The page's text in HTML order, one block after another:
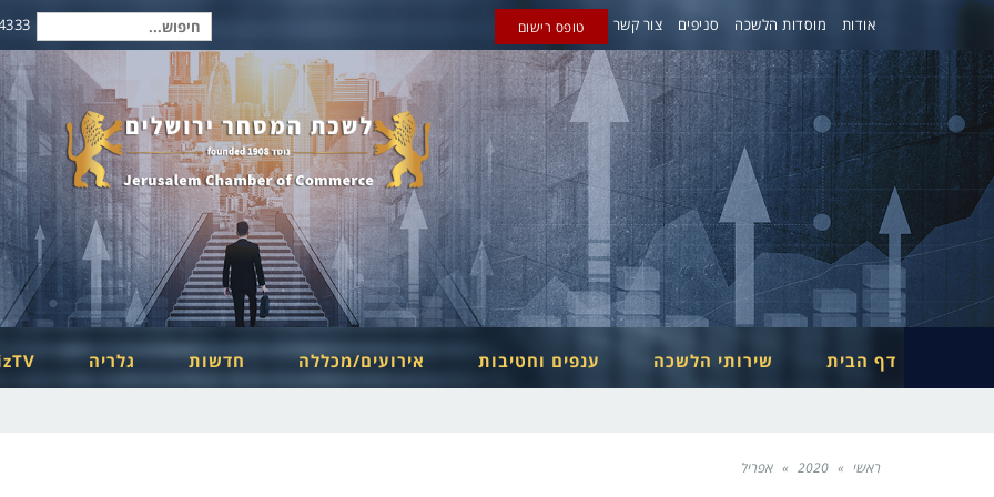
אודות מוסדות הלשכה סניפים צור קשר טופס רישום חיפוש
עבור:
דף הבית שירותי הלשכה ענפים וחטיבות אירועים/מכללה חדשות גלריה
ראשי »
2020
» אפריל